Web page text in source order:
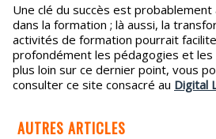
Une clé du succès est
dans la formation ; là aussi, la
activités de formation pourrait
profondément les pédagogies et les
plus loin sur ce dernier point, vous
consulter ce site consacré au Digital
AUTRES ARTICLES